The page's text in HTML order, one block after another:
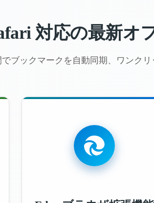
対応の最新オ
ブックマークを自動同期、ワンク